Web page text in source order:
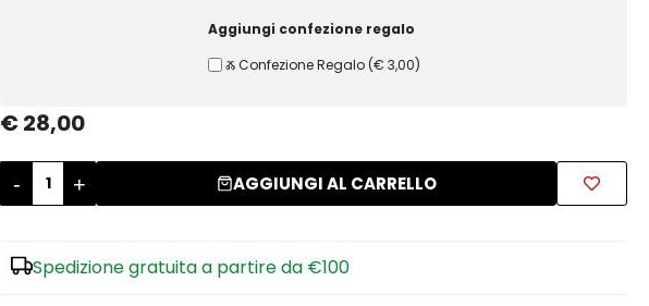
Aggiungi confezione regalo
Ⰶ Confezione Regalo (€ 3,00)
€ 28,00
- + AGGIUNGI AL CARRELLO
Spedizione gratuita a partire da €100